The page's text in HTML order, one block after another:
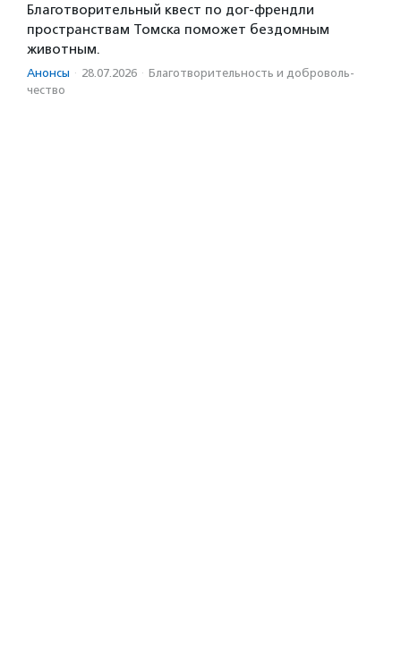
Благотворительный квест по дог-френдли
пространствам Томска поможет бездомным
животным.
Анонсы · 28.07.2026 · Благотвори­тель­ность и доброволь­
чест­во